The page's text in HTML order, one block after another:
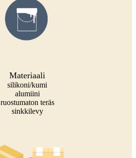
Materiaali
silikoni/kumi
alumiini
ruostumaton teräs
sinkkilevy